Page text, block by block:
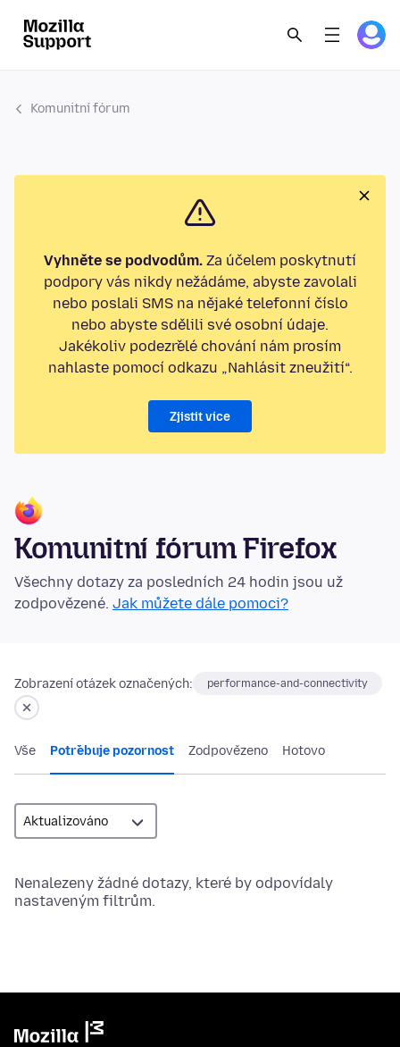
Komunitní fórum
Vyhněte se podvodům. Za účelem poskytnutí
podpory vás nikdy nežádáme, abyste zavolali
nebo poslali SMS na nějaké telefonní číslo
nebo abyste sdělili své osobní údaje.
Jakékoliv podezřelé chování nám prosím
nahlaste pomocí odkazu „Nahlásit zneužití“.
Zjistit více
Komunitní fórum Firefox
Všechny dotazy za posledních 24 hodin jsou už
zodpovězené. Jak můžete dále pomoci?
Zobrazení otázek označených: performance-and-connectivity
Vše Potřebuje pozornost Zodpovězeno Hotovo
Nenalezeny žádné dotazy, které by odpovídaly
nastaveným filtrům.